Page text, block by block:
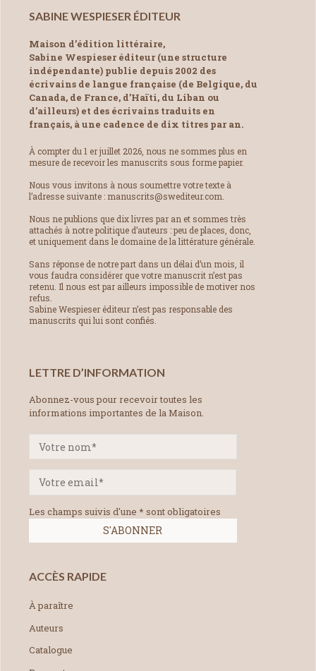
SABINE WESPIESER ÉDITEUR
Maison d’édition littéraire,
Sabine Wespieser éditeur (une structure
indépendante) publie depuis 2002 des
écrivains de langue française (de Belgique, du
Canada, de France, d’Haïti, du Liban ou
d’ailleurs) et des écrivains traduits en
français, à une cadence de dix titres par an.
À compter du 1 er juillet 2026, nous ne sommes plus en
mesure de recevoir les manuscrits sous forme papier.
Nous vous invitons à nous soumettre votre texte à
l’adresse suivante : manuscrits@swediteur.com.
Nous ne publions que dix livres par an et sommes très
attachés à notre politique d’auteurs : peu de places, donc,
et uniquement dans le domaine de la littérature générale.
Sans réponse de notre part dans un délai d’un mois, il
vous faudra considérer que votre manuscrit n’est pas
retenu. Il nous est par ailleurs impossible de motiver nos
refus.
Sabine Wespieser éditeur n’est pas responsable des
manuscrits qui lui sont confiés.
LETTRE D’INFORMATION
Abonnez-vous pour recevoir toutes les
informations importantes de la Maison.
Les champs suivis d'une * sont obligatoires
ACCÈS RAPIDE
À paraître
Auteurs
Catalogue